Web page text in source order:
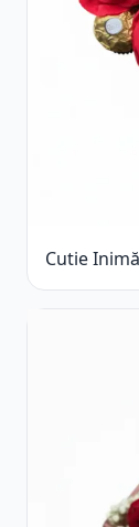
Cutie
Ferrero